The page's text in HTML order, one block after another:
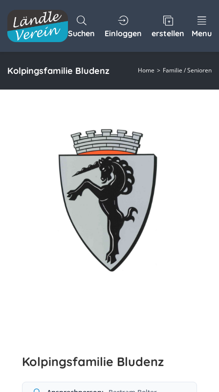
Suchen Einloggen erstellen Menu
Kolpingsfamilie Bludenz Home Familie / Senioren
Kolpingsfamilie Bludenz